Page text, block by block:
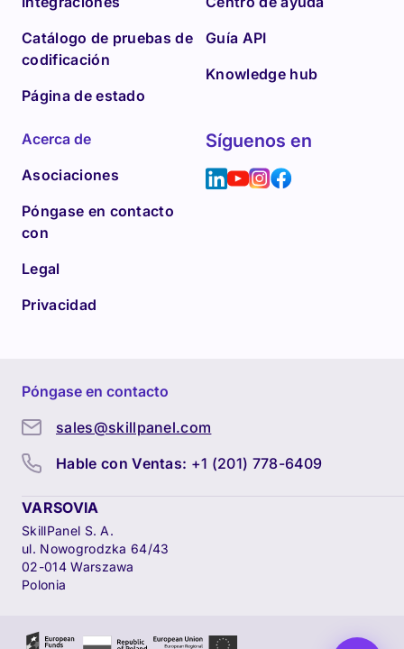
Catálogo de pruebas de
codificación
Página de estado
Guía API
Knowledge hub
Acerca de
Asociaciones
Póngase en contacto
con
Legal
Privacidad
Síguenos en
Póngase en contacto
sales@skillpanel.com
Hable con Ventas: +1 (201) 778-6409
VARSOVIA
SkillPanel S. A.
ul. Nowogrodzka 64/43
02-014 Warszawa
Polonia